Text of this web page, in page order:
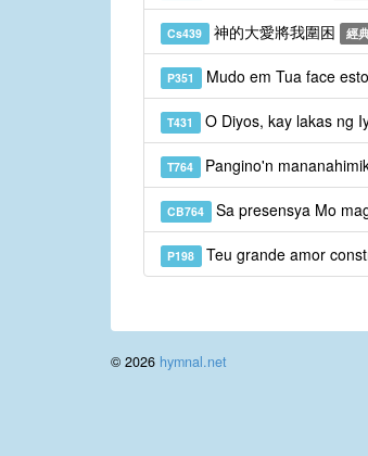
Cs439 神的大愛將我圍困 經
P351 Mudo em Tua face
T431 O Diyos, kay lakas ng
T764 Pangino'n
CB764 Sa presensya Mo
P198 Teu grande amor
© 2026 hymnal.net